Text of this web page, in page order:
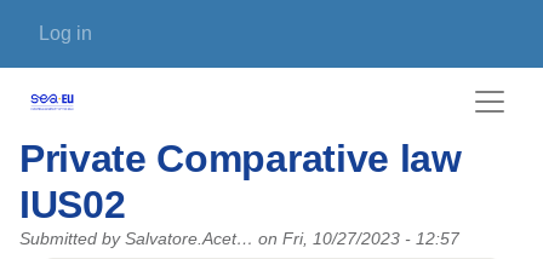
User account menu
Log in
Private Comparative law
IUS02
Submitted by Salvatore.Acet… on Fri, 10/27/2023 - 12:57